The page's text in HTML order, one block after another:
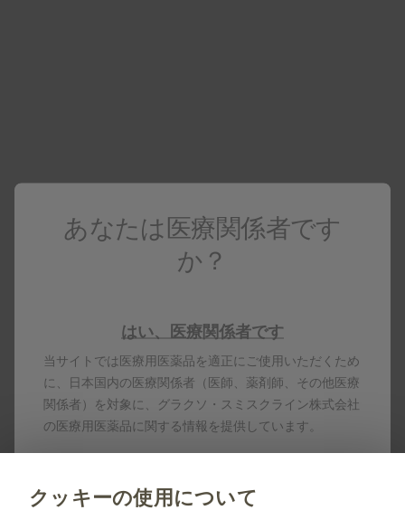
製品名はすべて、グラクソ・スミスクライン、そのライセ
ンサー、提携パートナーの登録商標です。
製剤写真及びPDF資料は、患者指導の目的に限りダウンロ
ード頂けます。
あなたは医療関係者です
か？
はい、医療関係者です
当サイトでは医療用医薬品を適正にご使用いただくため
に、日本国内の医療関係者（医師、薬剤師、その他医療
関係者）を対象に、グラクソ・スミスクライン株式会社
の医療用医薬品に関する情報を提供しています。
いいえ
クッキーの使用について